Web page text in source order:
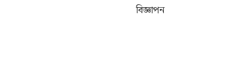
বিজ্ঞাপন